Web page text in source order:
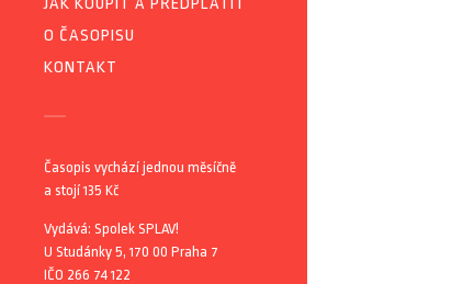
JAK KOUPIT A PŘEDPLATIT
O ČASOPISU
KONTAKT
Časopis vychází jednou měsíčně
a stojí 135 Kč
Vydává: Spolek SPLAV!
U Studánky 5, 170 00 Praha 7
IČO 266 74 122